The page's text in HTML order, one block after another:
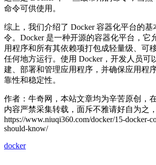
命令可供使用。
综上，我们介绍了 Docker 容器化平台的基
令。Docker 是一种开源的容器化平台，它
用程序和所有其依赖项打包成轻量级、可
任何地方运行。使用 Docker，开发人员可
建、部署和管理应用程序，并确保应用程
靠性和稳定性。
作者：牛奇网，本站文章均为辛苦原创，
内容严禁采集转载，面斥不雅请好自为之
https://www.niuqi360.com/docker/15-docker-
should-know/
docker